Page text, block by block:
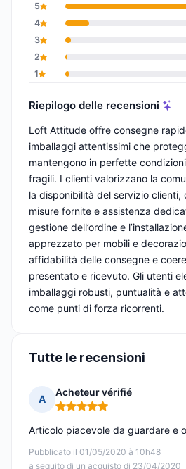
5
4
3
2
1
Riepilogo delle recensioni
Loft Attitude offre consegne
imballaggi attentissimi che
mantengono in perfette
fragili. I clienti valorizzano la
la disponibilità del servizio clienti,
misure fornite e assistenza
gestione dell’ordine e
apprezzato per mobili e
affidabilità delle consegne e
presentato e ricevuto. Gli utenti
imballaggi robusti, puntualità e
come punti di forza ricorrenti.
Tutte le recensioni
A
Acheteur vérifié
Nota: 5 su 5
Pubblicato il 01/05/2020 à 10h48
a seguito di un acquisto di 23/04/2020
Articolo piacevole da guardare e